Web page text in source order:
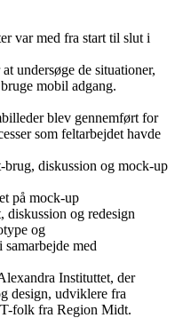
var med fra start til slut i
undersøge de situationer,
mobil adgang.
blev gennemført for
som feltarbejdet havde
brug, diskussion og mock-up
på mock-up
diskussion og redesign
og
med
Instituttet, der
design, udviklere fra
folk fra Region Midt.